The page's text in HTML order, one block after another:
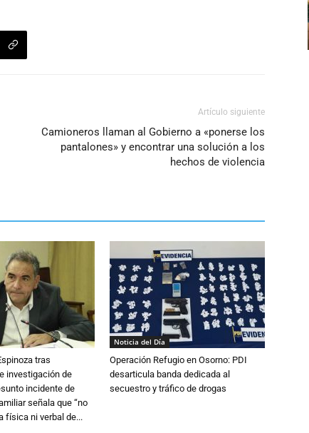
Artículo siguiente
Camioneros llaman al Gobierno a «ponerse los
pantalones» y encontrar una solución a los
hechos de violencia
tras
investigación de
incidente de
señala que “no
física ni verbal de...
Noticia del Día
Operación Refugio en Osorno: PDI
desarticula banda dedicada al
secuestro y tráfico de drogas